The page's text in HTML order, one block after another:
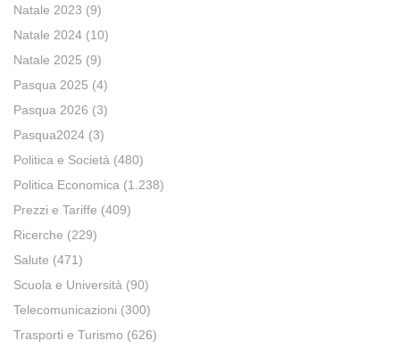
Natale 2023 (9)
Natale 2024 (10)
Natale 2025 (9)
Pasqua 2025 (4)
Pasqua 2026 (3)
Pasqua2024 (3)
Politica e Società (480)
Politica Economica (1.238)
Prezzi e Tariffe (409)
Ricerche (229)
Salute (471)
Scuola e Università (90)
Telecomunicazioni (300)
Trasporti e Turismo (626)